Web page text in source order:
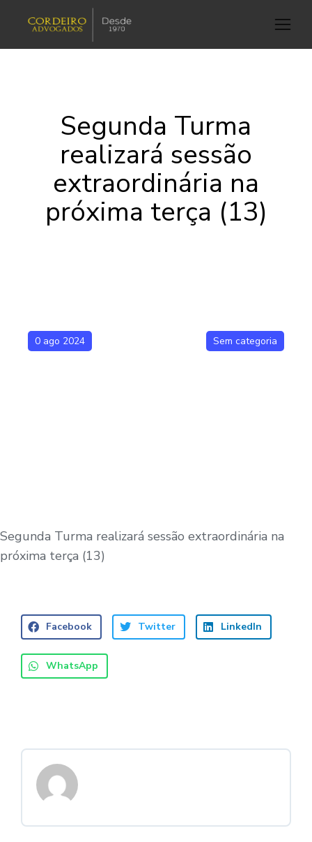
Segunda Turma
realizará sessão
extraordinária na
próxima terça (13)
0 ago 2024 Sem categoria
Segunda Turma realizará sessão extraordinária na
próxima terça (13)
Facebook Twitter LinkedIn
WhatsApp